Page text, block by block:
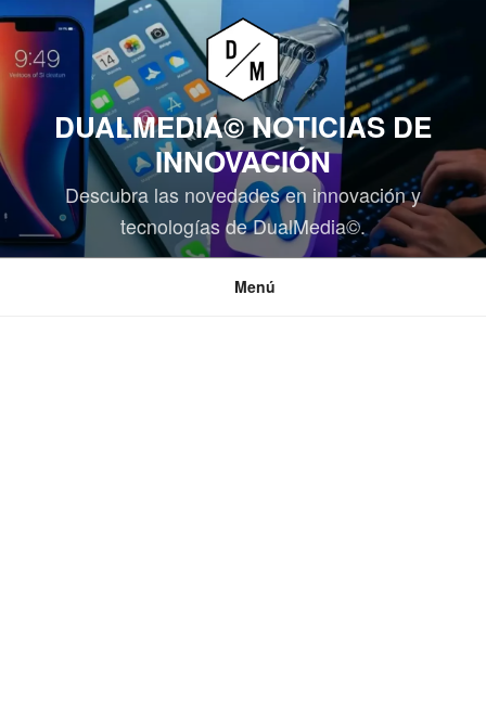
Saltar
contenido
DUALMEDIA© NOTICIAS DE
INNOVACIÓN
Descubra las novedades en innovación y
tecnologías de DualMedia©.
Menú